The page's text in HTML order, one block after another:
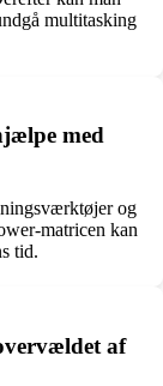
multitasking
med
og
matricen kan
tid.
af